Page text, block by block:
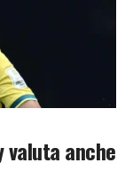
valuta anche